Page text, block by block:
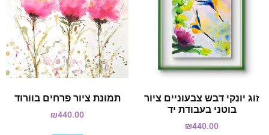
זוג יונקי דבש צבעוניים ציור
בוטני בעבודת יד
₪440.00
תמונת ציור פרחים בוורוד
₪440.00